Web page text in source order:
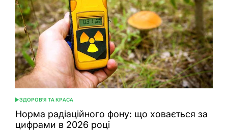
ОПУБЛІКУВАТИ
У
ЗДОРОВ'Я ТА КРАСА
Норма радіаційного фону: що ховається за
цифрами в 2026 році